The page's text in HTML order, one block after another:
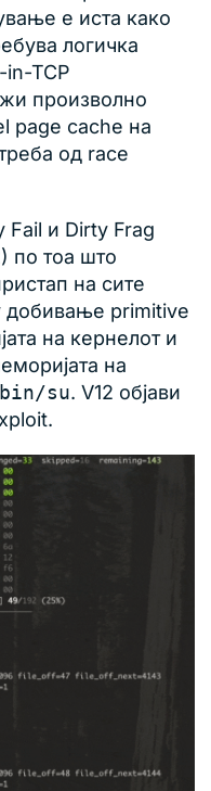
е иста како
логичка
in-TCP
произволно
page cache на
од race
Fail и Dirty Frag
по тоа што
на сите
добивање primitive
на кернелот и
на
su. V12 објави